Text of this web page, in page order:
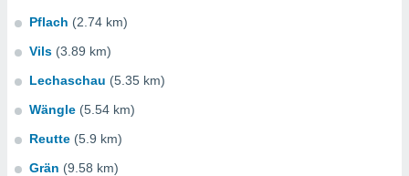
Pflach (2.74 km)
Vils (3.89 km)
Lechaschau (5.35 km)
Wängle (5.54 km)
Reutte (5.9 km)
Grän (9.58 km)